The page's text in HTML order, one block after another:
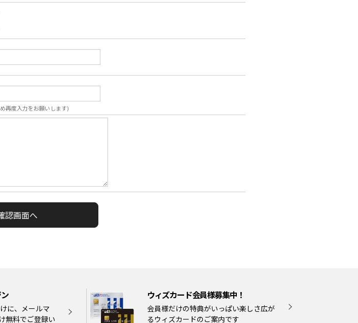
再度入力をお願いします)
に、メールマ
無料でご登録い
ウィズカード会員様募集中！
会員様だけの特典がいっぱい楽しさ広が
るウィズカードのご案内です